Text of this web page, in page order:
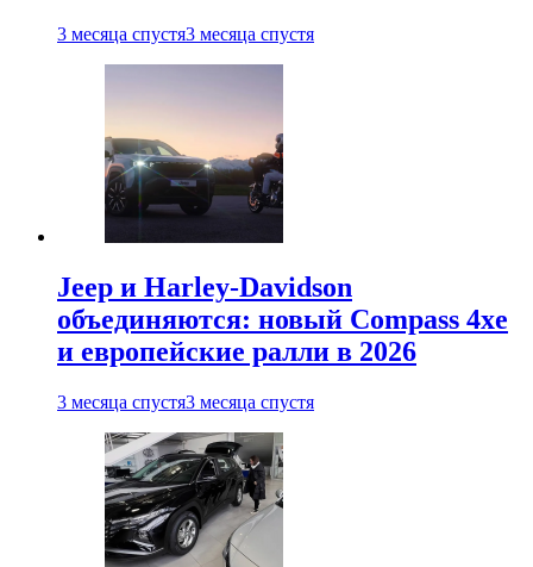
3 месяца спустя3 месяца спустя
Jeep и Harley-Davidson
объединяются: новый Compass 4xe
и европейские ралли в 2026
3 месяца спустя3 месяца спустя